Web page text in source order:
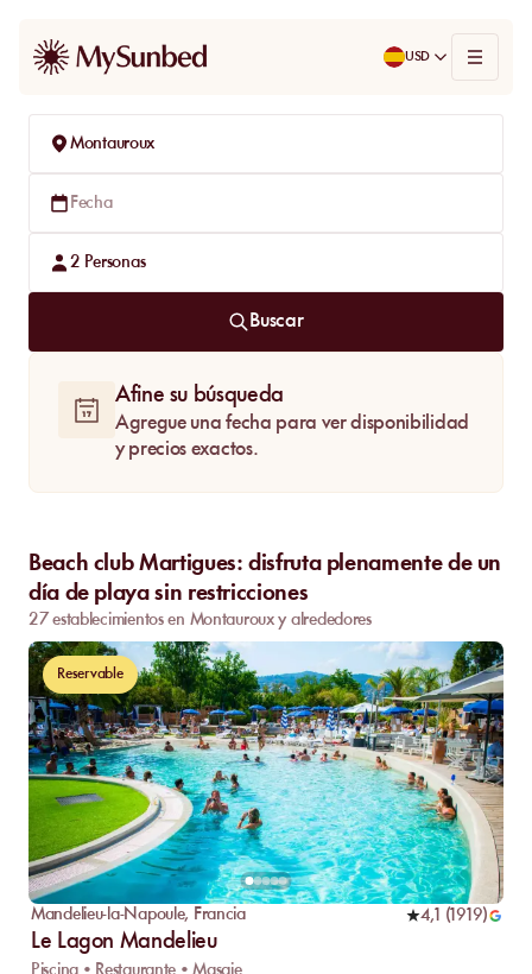
USD
Montauroux
Fecha
2 Personas
Buscar
Afine su búsqueda
Agregue una fecha para ver disponibilidad
y precios exactos.
Beach club Martigues: disfruta plenamente de un
día de playa sin restricciones
27 establecimientos en Montauroux y alrededores
Reservable
Mandelieu-la-Napoule, Francia 4,1 (1919)
Le Lagon Mandelieu